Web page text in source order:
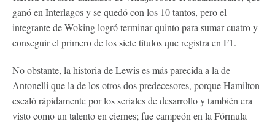
ganó en Interlagos y se quedó con los 10 tantos, pero el
integrante de Woking logró terminar quinto para sumar cuatro y
conseguir el primero de los siete títulos que registra en F1.
No obstante, la historia de Lewis es más parecida a la de
Antonelli que la de los otros dos predecesores, porque Hamilton
escaló rápidamente por los seriales de desarrollo y también era
visto como un talento en ciernes; fue campeón en la Fórmula